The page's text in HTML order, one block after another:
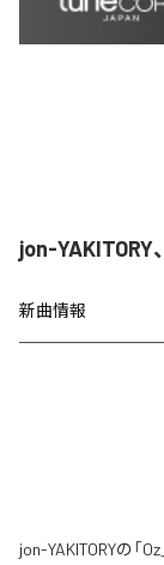
jon-YAKITORY
新曲情報
jon-YAKITORYの「